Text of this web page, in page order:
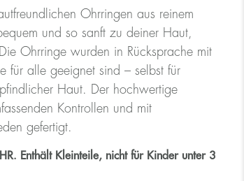
Ohrringen aus reinem
und so sanft zu deiner Haut,
Ohrringe wurden in Rücksprache mit
für alle geeignet sind – selbst für
Haut. Der hochwertige
Kontrollen und mit
gefertigt.
Enthält Kleinteile, nicht für Kinder unter 3